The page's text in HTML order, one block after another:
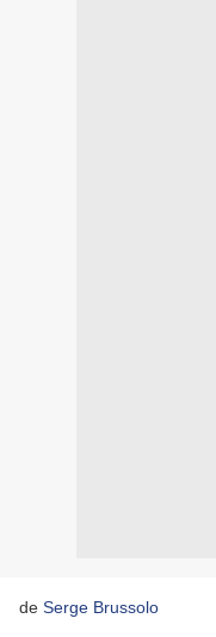
de Serge Brussolo